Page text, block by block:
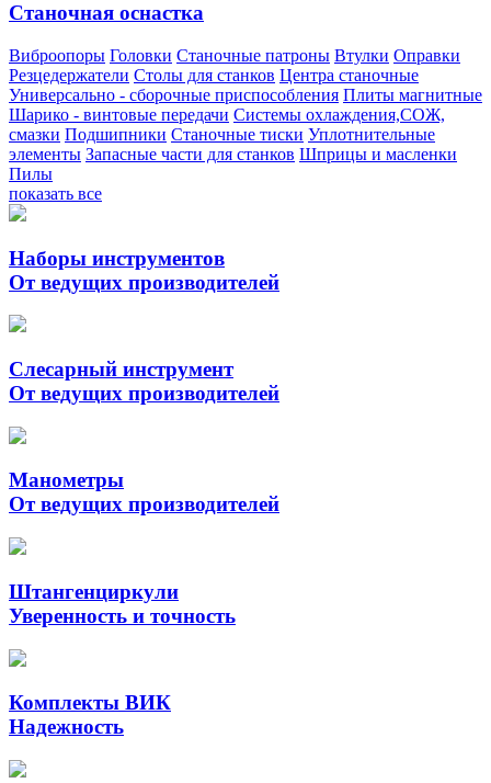
Станочная оснастка
Виброопоры Головки Станочные патроны Втулки Оправки
Резцедержатели Столы для станков Центра станочные
Универсально - сборочные приспособления Плиты магнитные
Шарико - винтовые передачи Системы охлаждения,СОЖ,
смазки Подшипники Станочные тиски Уплотнительные
элементы Запасные части для станков Шприцы и масленки
Пилы
показать все
Наборы инструментов
От ведущих производителей
Слесарный инструмент
От ведущих производителей
Манометры
От ведущих производителей
Штангенциркули
Уверенность и точность
Комплекты ВИК
Надежность